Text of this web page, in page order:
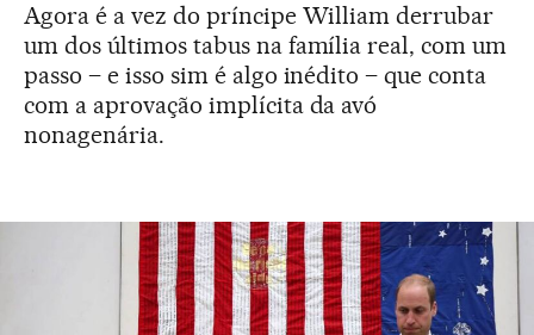
Agora é a vez do príncipe William derrubar
um dos últimos tabus na família real, com um
passo – e isso sim é algo inédito – que conta
com a aprovação implícita da avó
nonagenária.